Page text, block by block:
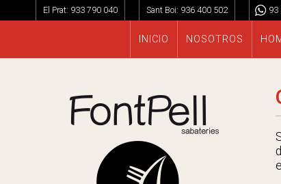
El Prat: 933 790 040 Sant Boi: 936 400 502 93
INICIO NOSOTROS